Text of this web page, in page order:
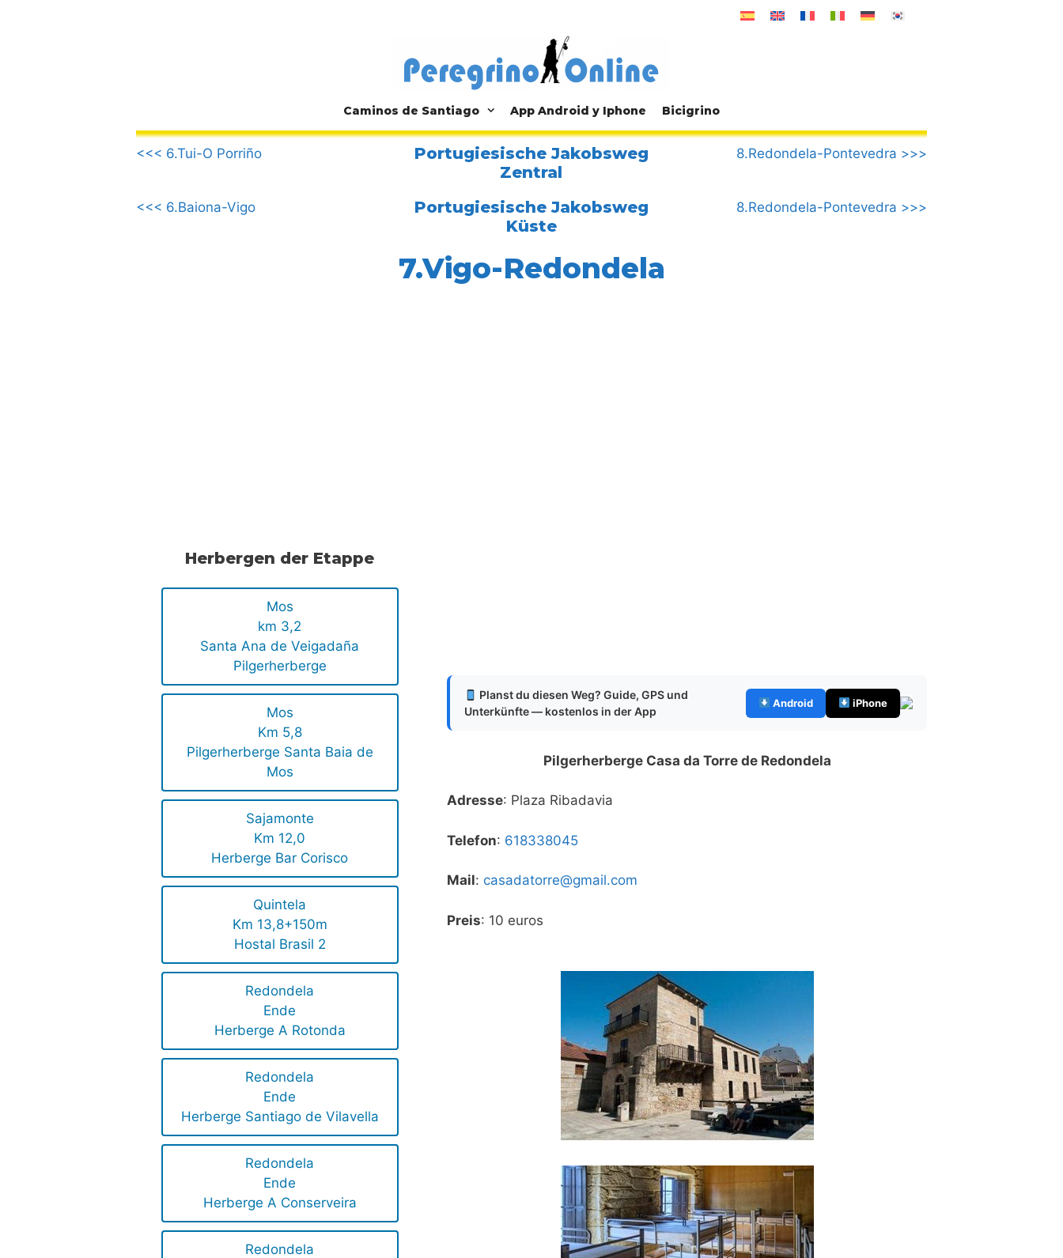
Caminos de Santiago App Android y Iphone Bicigrino
.
<<< 6.Tui-O Porriño
Portugiesische Jakobsweg
Zentral
8.Redondela-Pontevedra >>>
<<< 6.Baiona-Vigo
Portugiesische Jakobsweg
Küste
8.Redondela-Pontevedra >>>
7.Vigo-Redondela
Herbergen der Etappe
Mos
km 3,2
Santa Ana de Veigadaña
Pilgerherberge
Mos
Km 5,8
Pilgerherberge Santa Baia de
Mos
Sajamonte
Km 12,0
Herberge Bar Corisco
Quintela
Km 13,8+150m
Hostal Brasil 2
Redondela
Ende
Herberge A Rotonda
Redondela
Ende
Herberge Santiago de Vilavella
Redondela
Ende
Herberge A Conserveira
Redondela
Planst du diesen Weg? Guide, GPS und
Unterkünfte — kostenlos in der App
Android iPhone
Pilgerherberge Casa da Torre de Redondela
Adresse: Plaza Ribadavia
Telefon: 618338045
Mail: casadatorre@gmail.com
Preis: 10 euros